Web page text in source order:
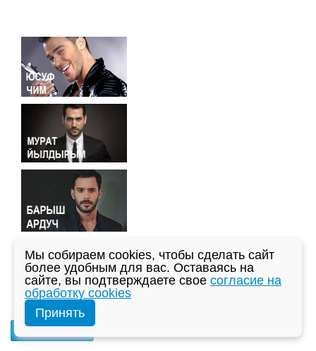
Мы собираем cookies, чтобы сделать сайт
более удобным для вас. Оставаясь на
сайте, вы подтверждаете свое согласие на
обработку cookies
Принять